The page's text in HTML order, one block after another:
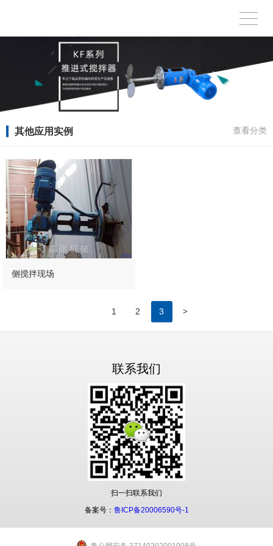
其他应用实例 查看分类
侧搅拌现场
1 2 3 >
联系我们
扫一扫联系我们
备案号： 鲁ICP备20006590号-1